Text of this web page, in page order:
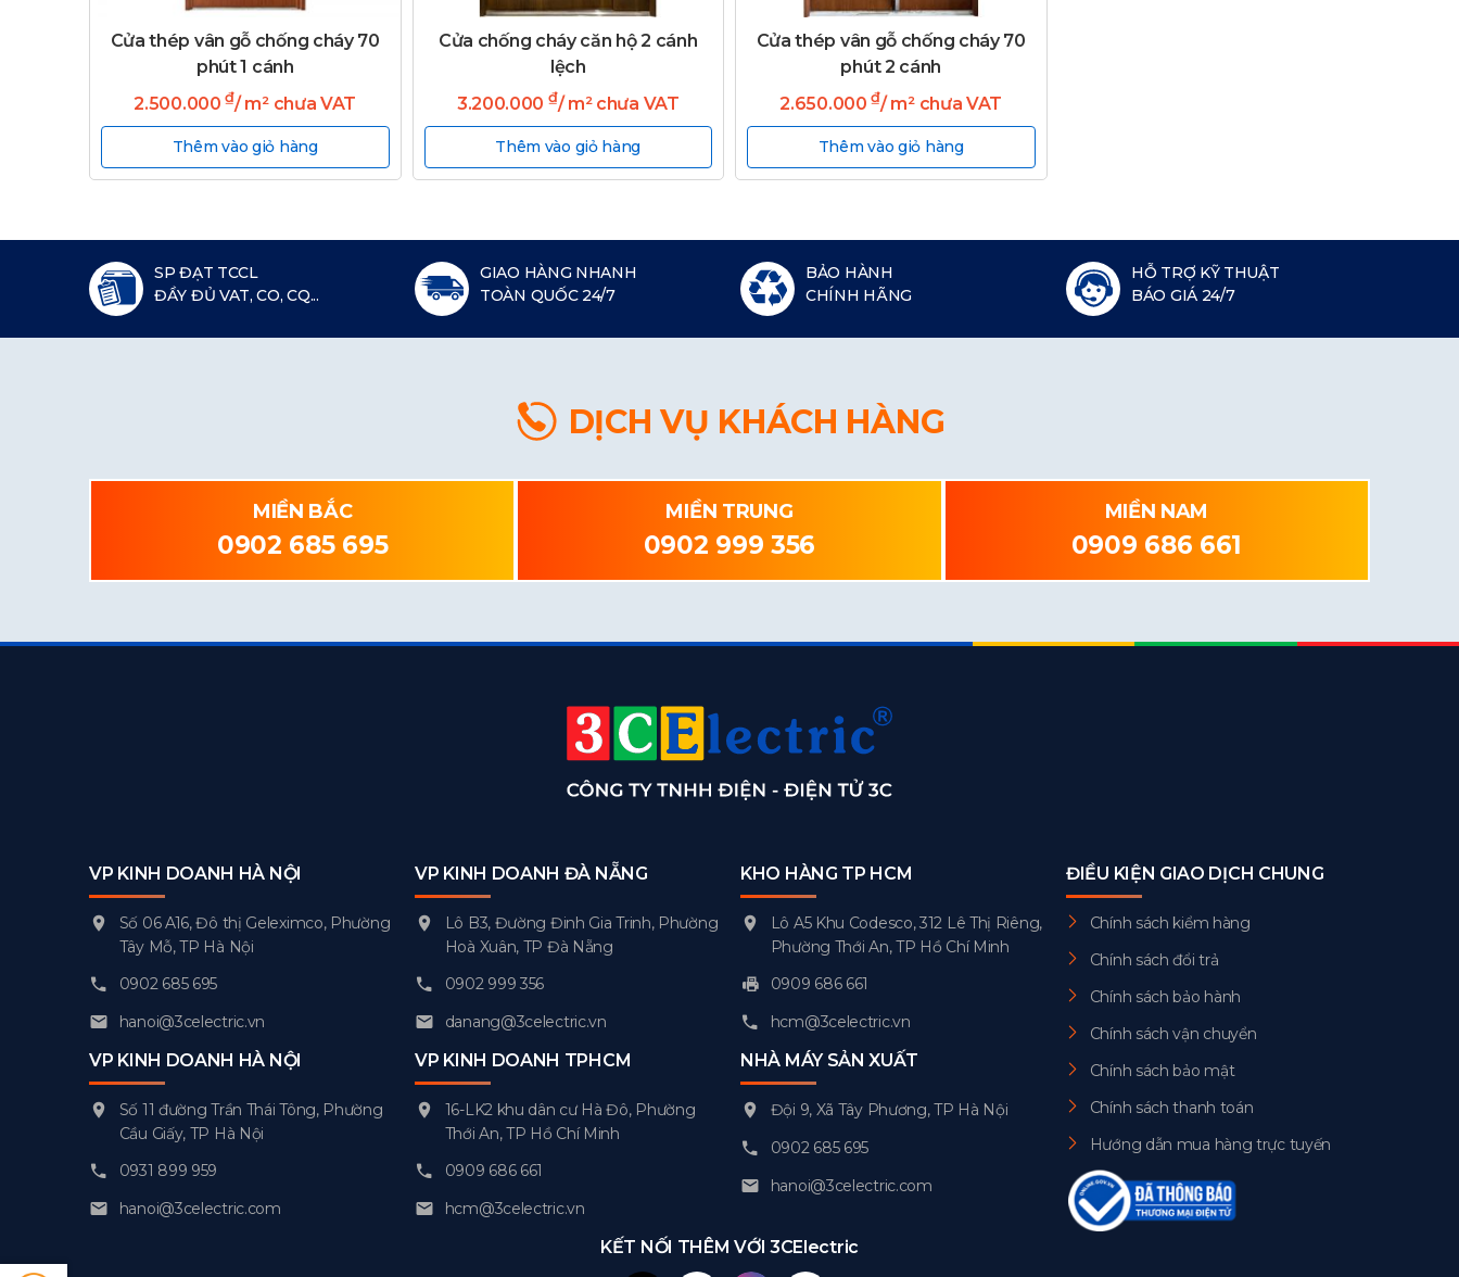
Cửa thép vân gỗ chống cháy 70
phút 1 cánh
2.500.000₫/ m² chưa VAT
Thêm vào giỏ hàng
Cửa chống cháy căn hộ 2 cánh
lệch
3.200.000 ₫/ m² chưa VAT
Thêm vào giỏ hàng
Cửa thép vân gỗ chống cháy 70
phút 2 cánh
2.650.000₫/ m² chưa VAT
Thêm vào giỏ hàng
SP ĐẠT TCCL
ĐẦY ĐỦ VAT, CO, CQ...
GIAO HÀNG NHANH
TOÀN QUỐC 24/7
BẢO HÀNH
CHÍNH HÃNG
HỖ TRỢ KỸ THUẬT
BÁO GIÁ 24/7
DỊCH VỤ KHÁCH HÀNG
MIỀN BẮC
0902 685 695
MIỀN TRUNG
0902 999 356
MIỀN NAM
0909 686 661
VP KINH DOANH HÀ NỘI
Số 06 A16, Đô thị Geleximco, Phường
Tây Mỗ, TP Hà Nội
0902 685 695
hanoi@3celectric.vn
VP KINH DOANH HÀ NỘI
Số 11 đường Trần Thái Tông, Phường
Cầu Giấy, TP Hà Nội
0931 899 959
hanoi@3celectric.com
VP KINH DOANH ĐÀ NẴNG
Lô B3, Đường Đinh Gia Trinh, Phường
Hoà Xuân, TP Đà Nẵng
0902 999 356
danang@3celectric.vn
VP KINH DOANH TPHCM
16-LK2 khu dân cư Hà Đô, Phường
Thới An, TP Hồ Chí Minh
0909 686 661
hcm@3celectric.vn
KHO HÀNG TP HCM
Lô A5 Khu Codesco, 312 Lê Thị Riêng,
Phường Thới An, TP Hồ Chí Minh
0909 686 661
hcm@3celectric.vn
NHÀ MÁY SẢN XUẤT
Đội 9, Xã Tây Phương, TP Hà Nội
0902 685 695
hanoi@3celectric.com
ĐIỀU KIỆN GIAO DỊCH CHUNG
Chính sách kiểm hàng
Chính sách đổi trả
Chính sách bảo hành
Chính sách vận chuyển
Chính sách bảo mật
Chính sách thanh toán
Hướng dẫn mua hàng trực tuyến
KẾT NỐI THÊM VỚI 3CElectric